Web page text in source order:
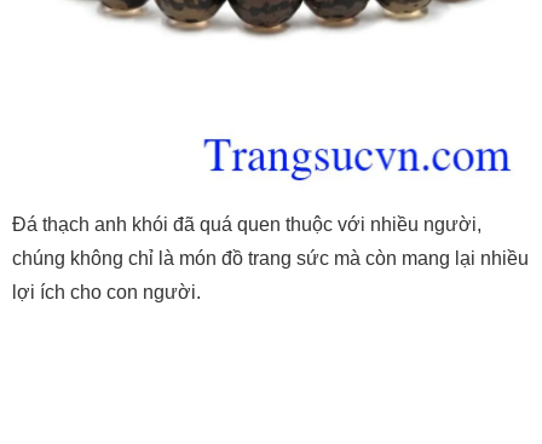
Đá thạch anh khói đã quá quen thuộc với nhiều người,
chúng không chỉ là món đồ trang sức mà còn mang lại nhiều
lợi ích cho con người.